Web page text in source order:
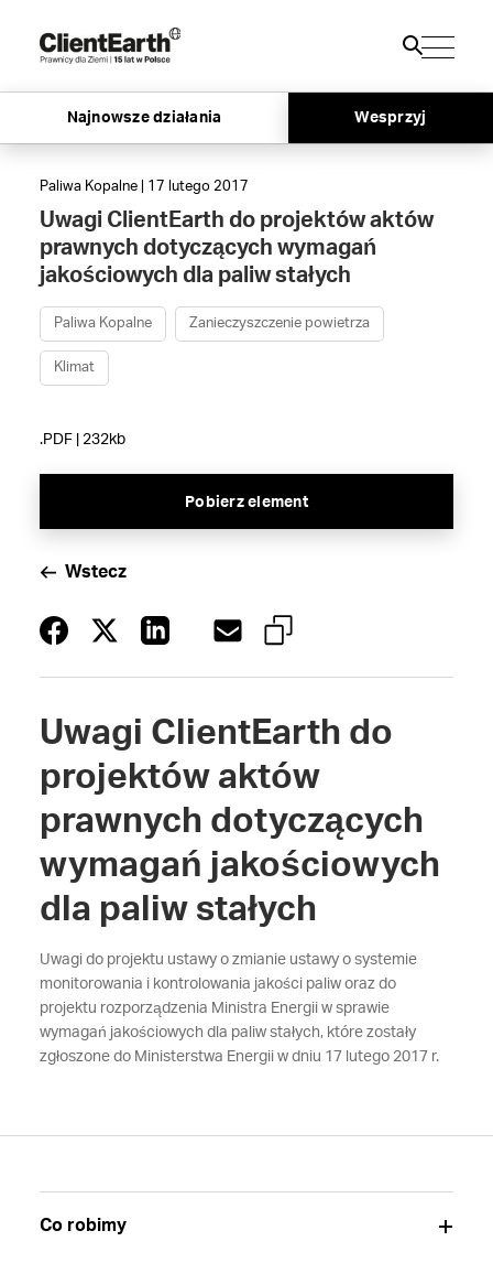
Najnowsze działania Wesprzyj
Paliwa Kopalne | 17 lutego 2017
Uwagi ClientEarth do projektów aktów
prawnych dotyczących wymagań
jakościowych dla paliw stałych
Paliwa Kopalne Zanieczyszczenie powietrza
Klimat
.PDF | 232kb
Pobierz element
Wstecz
Uwagi ClientEarth do
projektów aktów
prawnych dotyczących
wymagań jakościowych
dla paliw stałych
Uwagi do projektu ustawy o zmianie ustawy o systemie
monitorowania i kontrolowania jakości paliw oraz do
projektu rozporządzenia Ministra Energii w sprawie
wymagań jakościowych dla paliw stałych, które zostały
zgłoszone do Ministerstwa Energii w dniu 17 lutego 2017 r.
Co robimy